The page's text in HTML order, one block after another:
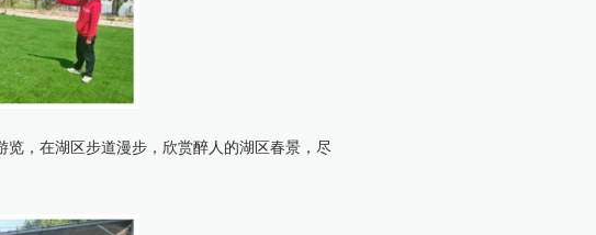
，在湖区步道漫步，欣赏醉人的湖区春景，尽